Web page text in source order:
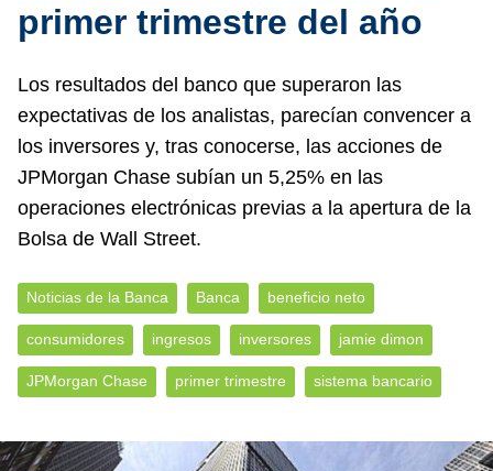
primer trimestre del año
Los resultados del banco que superaron las
expectativas de los analistas, parecían convencer a
los inversores y, tras conocerse, las acciones de
JPMorgan Chase subían un 5,25% en las
operaciones electrónicas previas a la apertura de la
Bolsa de Wall Street.
Noticias de la Banca Banca beneficio neto
consumidores ingresos inversores jamie dimon
JPMorgan Chase primer trimestre sistema bancario